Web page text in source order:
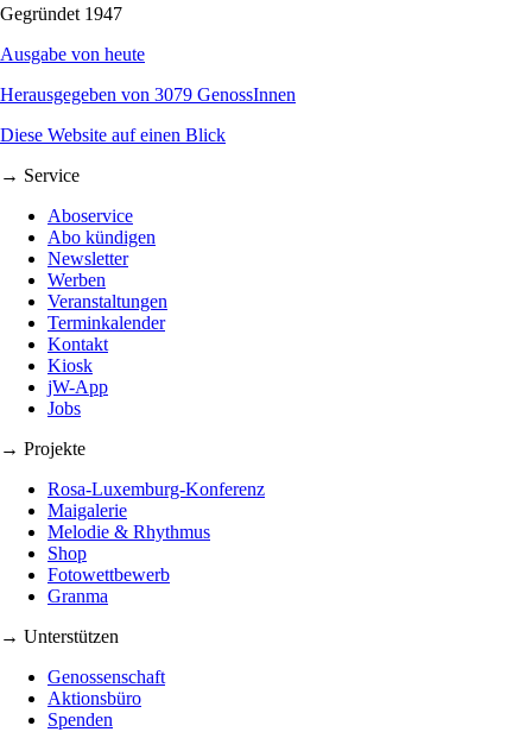
Gegründet 1947
Ausgabe von heute
Herausgegeben von 3079 GenossInnen
Diese Website auf einen Blick
→ Service
Aboservice
Abo kündigen
Newsletter
Werben
Veranstaltungen
Terminkalender
Kontakt
Kiosk
jW-App
Jobs
→ Projekte
Rosa-Luxemburg-Konferenz
Maigalerie
Melodie & Rhythmus
Shop
Fotowettbewerb
Granma
→ Unterstützen
Genossenschaft
Aktionsbüro
Spenden